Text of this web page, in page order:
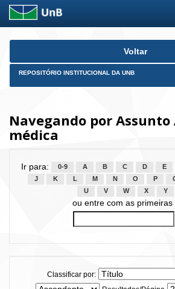
Skip
Voltar
REPOSITÓRIO INSTITUCIONAL DA UNB
Navegando por
médica
Ir para: 0-9 A B C D E
J
K L M N O P
U
V W X Y
ou entre com as primeiras
Classificar por: